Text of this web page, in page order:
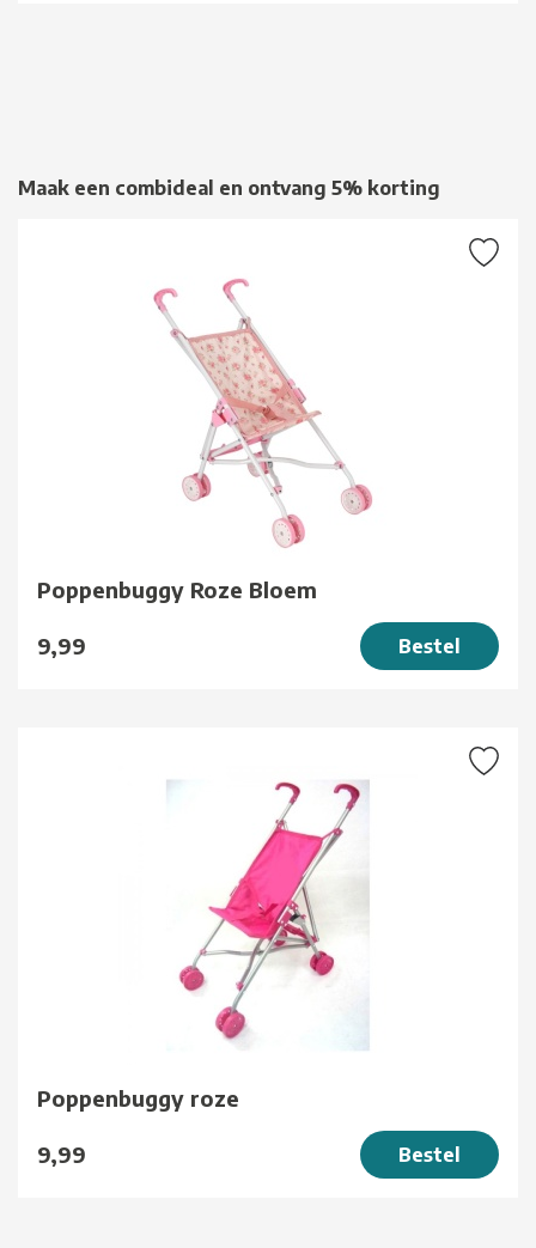
Maak een combideal en ontvang 5% korting
Poppenbuggy Roze Bloem
9,99 Bestel
Poppenbuggy roze
9,99 Bestel